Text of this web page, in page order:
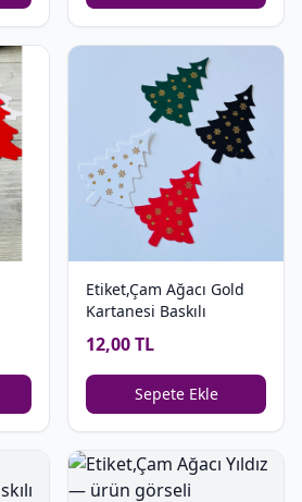
Etiket,Çam Ağacı Gold
Kartanesi Baskılı
12,00 TL
Sepete Ekle